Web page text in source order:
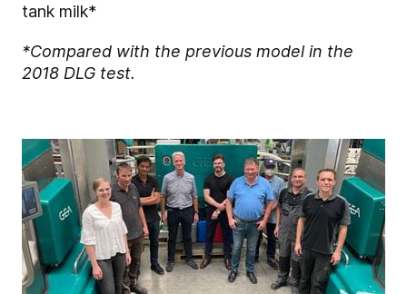
tank milk*
*Compared with the previous model in the
2018 DLG test.